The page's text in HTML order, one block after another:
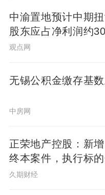
层要如何选择呢？
答案，看个人喜好
要选靠近电梯的房
16，17楼，哪怕
有高层空气好一
染严重情况下，楼
不定，你的窗户外
把你的视线给挡
中渝置地预计中期
股东应占净利润约
观点网
无锡公积金缴存基
中房网
正荣地产控股：新
终本案件，执行标
4.73亿元
久期财经